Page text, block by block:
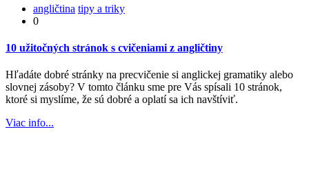
angličtina tipy a triky
0
10 užitočných stránok s cvičeniami z angličtiny
Hľadáte dobré stránky na precvičenie si anglickej gramatiky alebo
slovnej zásoby? V tomto článku sme pre Vás spísali 10 stránok,
ktoré si myslíme, že sú dobré a oplatí sa ich navštíviť.
Viac info...